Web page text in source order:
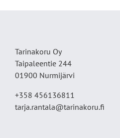
Tarinakoru Oy
Taipaleentie 244
01900 Nurmijärvi
+358 456136811
tarja.rantala@tarinakoru.fi